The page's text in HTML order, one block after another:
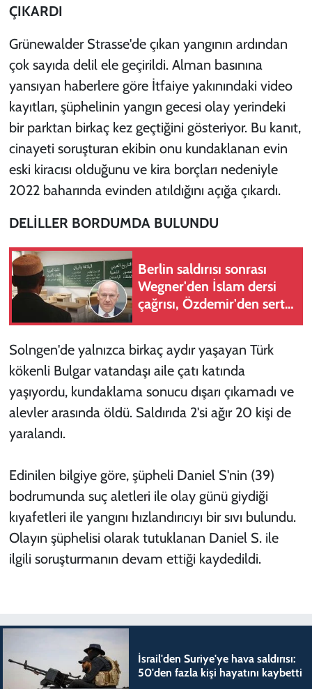
ÇIKARDI
Grünewalder Strasse'de çıkan yangının ardından
çok sayıda delil ele geçirildi. Alman basınına
yansıyan haberlere göre İtfaiye yakınındaki video
kayıtları, şüphelinin yangın gecesi olay yerindeki
bir parktan birkaç kez geçtiğini gösteriyor. Bu kanıt,
cinayeti soruşturan ekibin onu kundaklanan evin
eski kiracısı olduğunu ve kira borçları nedeniyle
2022 baharında evinden atıldığını açığa çıkardı.
DELİLLER BORDUMDA BULUNDU
Berlin saldırısı sonrası
Wegner'den İslam dersi
çağrısı, Özdemir'den sert
Solngen'de yalnızca birkaç aydır yaşayan Türk
kökenli Bulgar vatandaşı aile çatı katında
yaşıyordu, kundaklama sonucu dışarı çıkamadı ve
alevler arasında öldü. Saldırıda 2'si ağır 20 kişi de
yaralandı.
Edinilen bilgiye göre, şüpheli Daniel S'nin (39)
bodrumunda suç aletleri ile olay günü giydiği
kıyafetleri ile yangını hızlandırıcıyı bir sıvı bulundu.
Olayın şüphelisi olarak tutuklanan Daniel S. ile
ilgili soruşturmanın devam ettiği kaydedildi.
İsrail'den Suriye'ye hava saldırısı:
50'den fazla kişi hayatını kaybetti